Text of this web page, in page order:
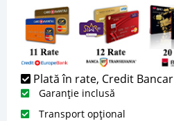
Plată în rate, Credit Bancar
Garanție inclusă
Transport opțional